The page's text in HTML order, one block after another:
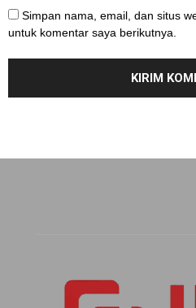
Simpan nama, email, dan situs
untuk komentar saya berikutnya.